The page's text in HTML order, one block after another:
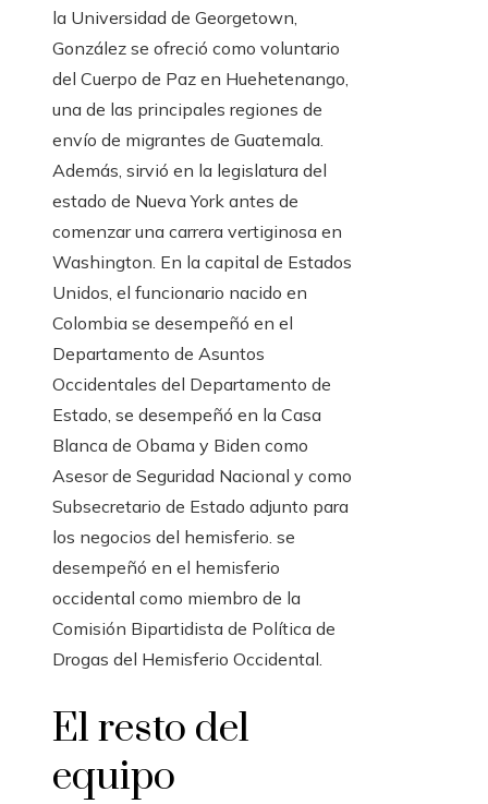
la Universidad de Georgetown,
González se ofreció como voluntario
del Cuerpo de Paz en Huehetenango,
una de las principales regiones de
envío de migrantes de Guatemala.
Además, sirvió en la legislatura del
estado de Nueva York antes de
comenzar una carrera vertiginosa en
Washington. En la capital de Estados
Unidos, el funcionario nacido en
Colombia se desempeñó en el
Departamento de Asuntos
Occidentales del Departamento de
Estado, se desempeñó en la Casa
Blanca de Obama y Biden como
Asesor de Seguridad Nacional y como
Subsecretario de Estado adjunto para
los negocios del hemisferio. se
desempeñó en el hemisferio
occidental como miembro de la
Comisión Bipartidista de Política de
Drogas del Hemisferio Occidental.
El resto del
equipo